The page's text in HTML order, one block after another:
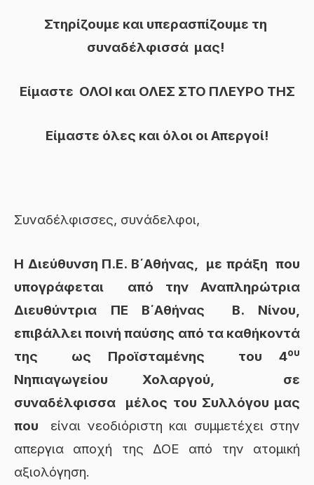
Στηρίζουμε και υπερασπίζουμε τη
συναδέλφισσά μας!
Είμαστε ΟΛΟΙ και ΟΛΕΣ ΣΤΟ ΠΛΕΥΡΟ ΤΗΣ
Είμαστε όλες και όλοι οι Απεργοί!
Συναδέλφισσες, συνάδελφοι,
Η Διεύθυνση Π.Ε. Β΄Αθήνας, με πράξη που
υπογράφεται από την Αναπληρώτρια
Διευθύντρια ΠΕ Β΄Αθήνας Β. Νίνου,
επιβάλλει ποινή παύσης από τα καθήκοντά
της ως Προϊσταμένης του 4ου
Νηπιαγωγείου Χολαργού, σε
συναδέλφισσα μέλος του Συλλόγου μας
που είναι νεοδιόριστη και συμμετέχει στην
απεργια αποχή της ΔΟΕ από την ατομική
αξιολόγηση.